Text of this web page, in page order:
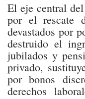
El eje central
por el rescate
devastados por
destruido el
jubilados y
privado,
por bonos
derechos